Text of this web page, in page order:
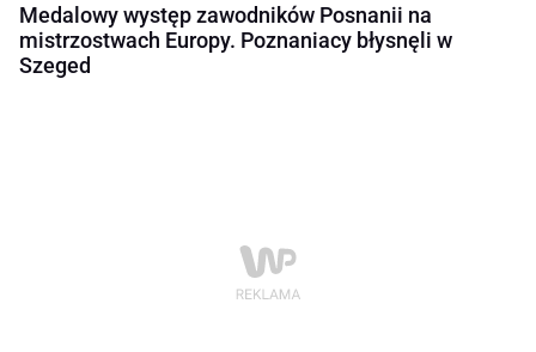
Medalowy występ zawodników Posnanii na
mistrzostwach Europy. Poznaniacy błysnęli w
Szeged